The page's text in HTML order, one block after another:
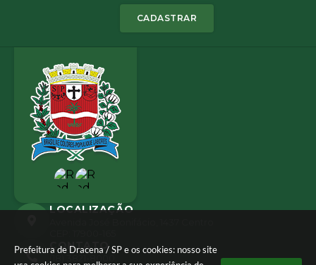
Prefeitura de Dracena / SP e os cookies: nosso site
CADASTRAR
LOCALIZAÇÃO
CONTATO